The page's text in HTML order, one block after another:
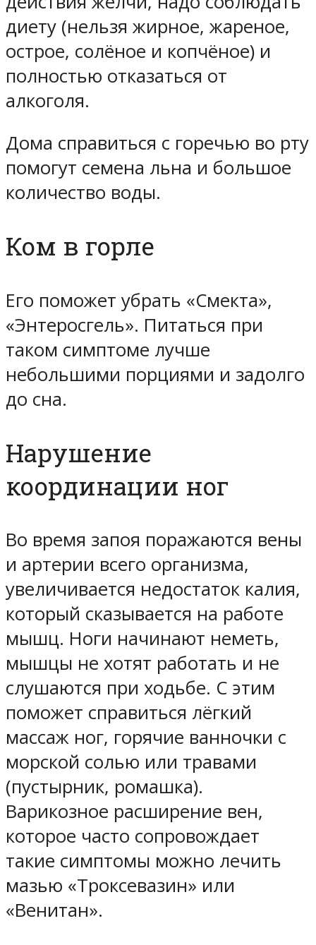
диету (нельзя жирное, жареное,
острое, солёное и копчёное) и
полностью отказаться от
алкоголя.
Дома справиться с горечью во рту
помогут семена льна и большое
количество воды.
Ком в горле
Его поможет убрать «Смекта»,
«Энтеросгель». Питаться при
таком симптоме лучше
небольшими порциями и задолго
до сна.
Нарушение
координации ног
Во время запоя поражаются вены
и артерии всего организма,
увеличивается недостаток калия,
который сказывается на работе
мышц. Ноги начинают неметь,
мышцы не хотят работать и не
слушаются при ходьбе. С этим
поможет справиться лёгкий
массаж ног, горячие ванночки с
морской солью или травами
(пустырник, ромашка).
Варикозное расширение вен,
которое часто сопровождает
такие симптомы можно лечить
мазью «Троксевазин» или
«Венитан».